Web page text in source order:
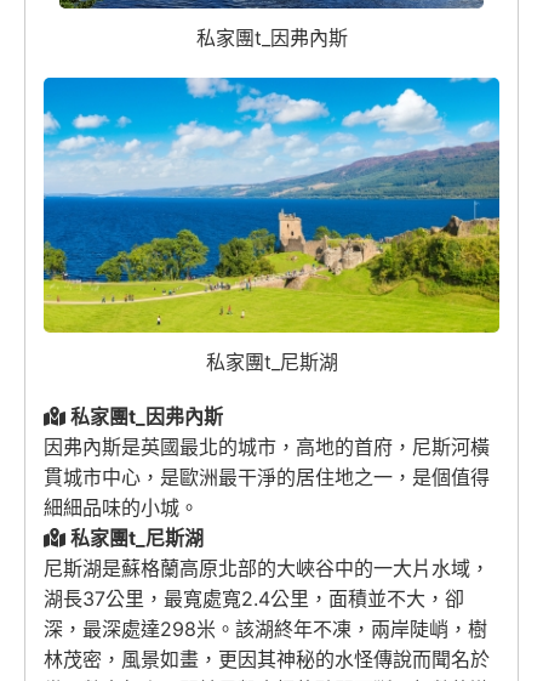
私家團t_因弗內斯
私家團t_尼斯湖
私家團t_因弗內斯
因弗內斯是英國最北的城市，高地的首府，尼斯河橫
貫城市中心，是歐洲最干淨的居住地之一，是個值得
細細品味的小城。
私家團t_尼斯湖
尼斯湖是蘇格蘭高原北部的大峽谷中的一大片水域，
湖長37公里，最寬處寬2.4公里，面積並不大，卻
深，最深處達298米。該湖終年不凍，兩岸陡峭，樹
林茂密，風景如畫，更因其神秘的水怪傳說而聞名於